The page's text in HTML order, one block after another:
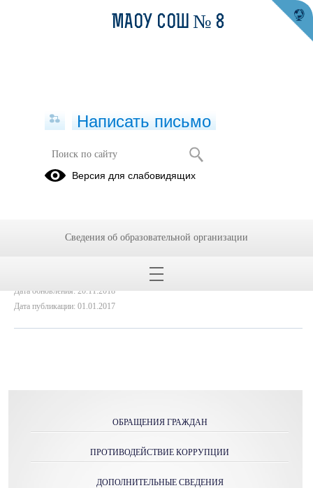
ДорогаСимволЖизни
Дата обновления: 20.11.2018
Дата публикации: 01.01.2017
ОБРАЩЕНИЯ ГРАЖДАН
ПРОТИВОДЕЙСТВИЕ КОРРУПЦИИ
ДОПОЛНИТЕЛЬНЫЕ СВЕДЕНИЯ
МАОУ СОШ № 8
Написать письмо
Версия для слабовидящих
Сведения об образовательной организации